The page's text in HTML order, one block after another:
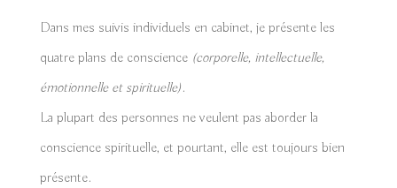
Dans mes suivis individuels en cabinet, je présente les
quatre plans de conscience(corporelle, intellectuelle,
émotionnelle et spirituelle).
La plupart des personnes ne veulent pas aborder la
conscience spirituelle, et pourtant, elle est toujours bien
présente.